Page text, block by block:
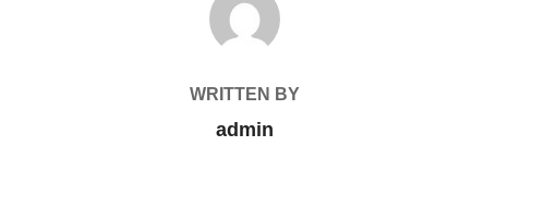
WRITTEN BY
admin